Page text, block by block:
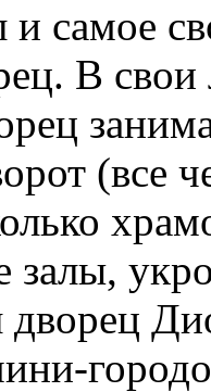
самое
В
(все
залы,
дворец